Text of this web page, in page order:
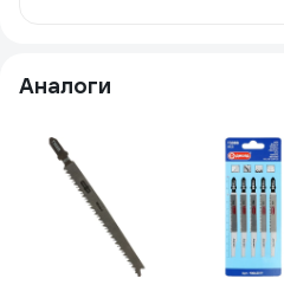
Аналоги